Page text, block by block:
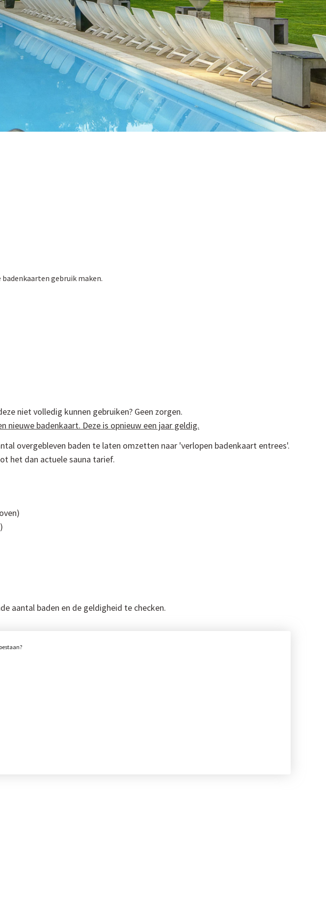
gebruik maken.
niet volledig kunnen gebruiken? Geen zorgen.
nieuwe badenkaart. Deze is opnieuw een jaar geldig.
overgebleven baden te laten omzetten naar 'verlopen badenkaart entrees'.
het dan actuele sauna tarief.
aantal baden en de geldigheid te checken.